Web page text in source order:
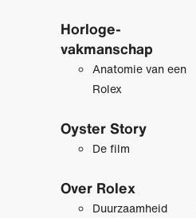
Horloge­
vakmanschap
Anatomie van een
Rolex
Oyster Story
De film
Over Rolex
Duurzaamheid